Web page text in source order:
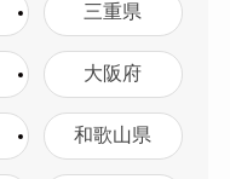
三重県
大阪府
和歌山県